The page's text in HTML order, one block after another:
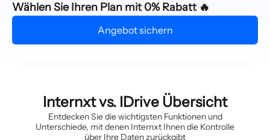
Wählen Sie Ihren Plan mit 0% Rabatt 🔥
Angebot sichern
Internxt vs. IDrive Übersicht
Entdecken Sie die wichtigsten Funktionen und
Unterschiede, mit denen Internxt Ihnen die Kontrolle
über Ihre Daten zurückgibt